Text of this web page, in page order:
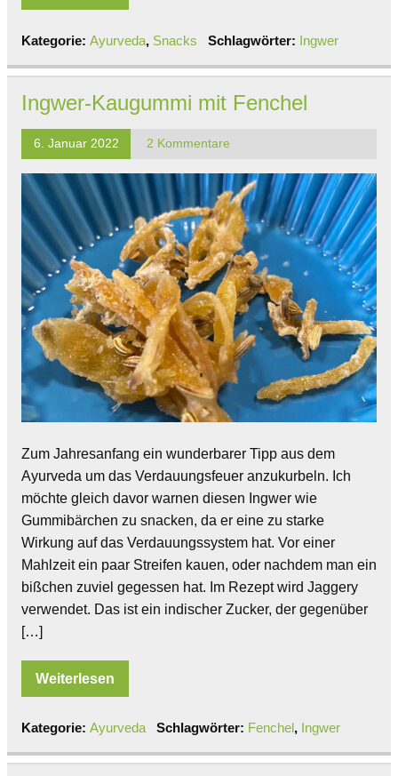
Kategorie: Ayurveda, Snacks Schlagwörter: Ingwer
Ingwer-Kaugummi mit Fenchel
6. Januar 2022 2 Kommentare
Zum Jahresanfang ein wunderbarer Tipp aus dem
Ayurveda um das Verdauungsfeuer anzukurbeln. Ich
möchte gleich davor warnen diesen Ingwer wie
Gummibärchen zu snacken, da er eine zu starke
Wirkung auf das Verdauungssystem hat. Vor einer
Mahlzeit ein paar Streifen kauen, oder nachdem man ein
bißchen zuviel gegessen hat. Im Rezept wird Jaggery
verwendet. Das ist ein indischer Zucker, der gegenüber
[…]
Weiterlesen
Kategorie: Ayurveda Schlagwörter: Fenchel, Ingwer